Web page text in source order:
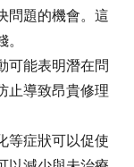
問題的機會。這
可能表明潛在問
止導致昂貴修理
等症狀可以促使